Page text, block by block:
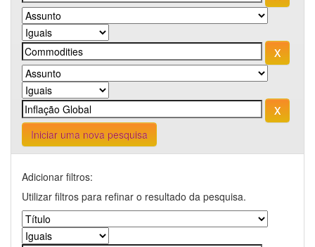
Iniciar uma nova pesquisa
Adicionar filtros:
Utilizar filtros para refinar o resultado da pesquisa.